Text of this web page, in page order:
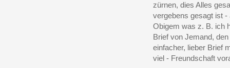
zürnen, dies Alles
vergebens gesagt ist -
Obigem was z. B. ich
Brief von Jemand,
einfacher, lieber Brief
viel - Freundschaft